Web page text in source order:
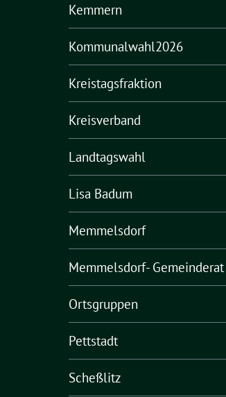
Kemmern
Kommunalwahl2026
Kreistagsfraktion
Kreisverband
Landtagswahl
Lisa Badum
Memmelsdorf
Memmelsdorf- Gemeinderat
Ortsgruppen
Pettstadt
Scheßlitz